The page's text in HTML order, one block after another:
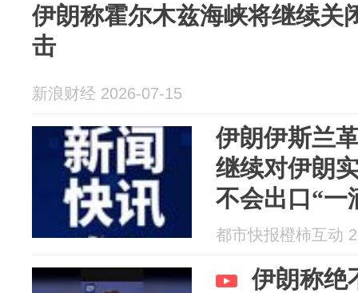
伊朗称霍尔木兹海峡将继续关
击
新浪财经 2026-07-15
伊朗伊斯兰
继续对伊朗
不会出口“一
都市快报橙柿互动
伊朗称绝